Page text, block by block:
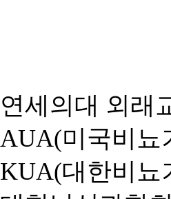
연세의대 외래
AUA(미국비뇨
KUA(대한비뇨